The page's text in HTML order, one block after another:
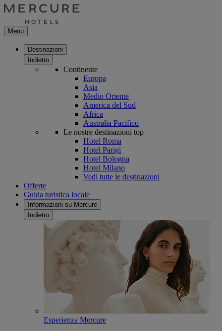
Menu
Destinazioni
Indietro
Continente
Europa
Asia
Medio Oriente
America del Sud
Africa
Australia Pacifico
Le nostre destinazioni top
Hotel Roma
Hotel Parigi
Hotel Bologna
Hotel Milano
Vedi tutte le destinazioni
Offerte
Guida turistica locale
Informazioni su Mercure
Indietro
Esperienza Mercure